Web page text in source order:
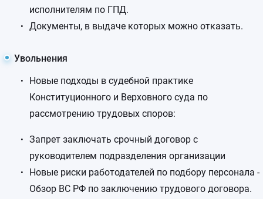
исполнителям по ГПД.
Документы, в выдаче которых можно отказать.
Увольнения
Новые подходы в судебной практике
Конституционного и Верховного суда по
рассмотрению трудовых споров:
Запрет заключать срочный договор с
руководителем подразделения организации
Новые риски работодателей по подбору персонала -
Обзор ВС РФ по заключению трудового договора.